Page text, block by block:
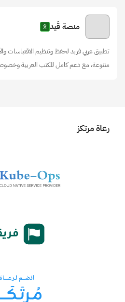
منصة قَيد
تطبيق عربي فريد لحفظ وتنظيم الاقتباسات
متنوعة، مع دعم كامل للكتب العربية
رعاة مرتكز